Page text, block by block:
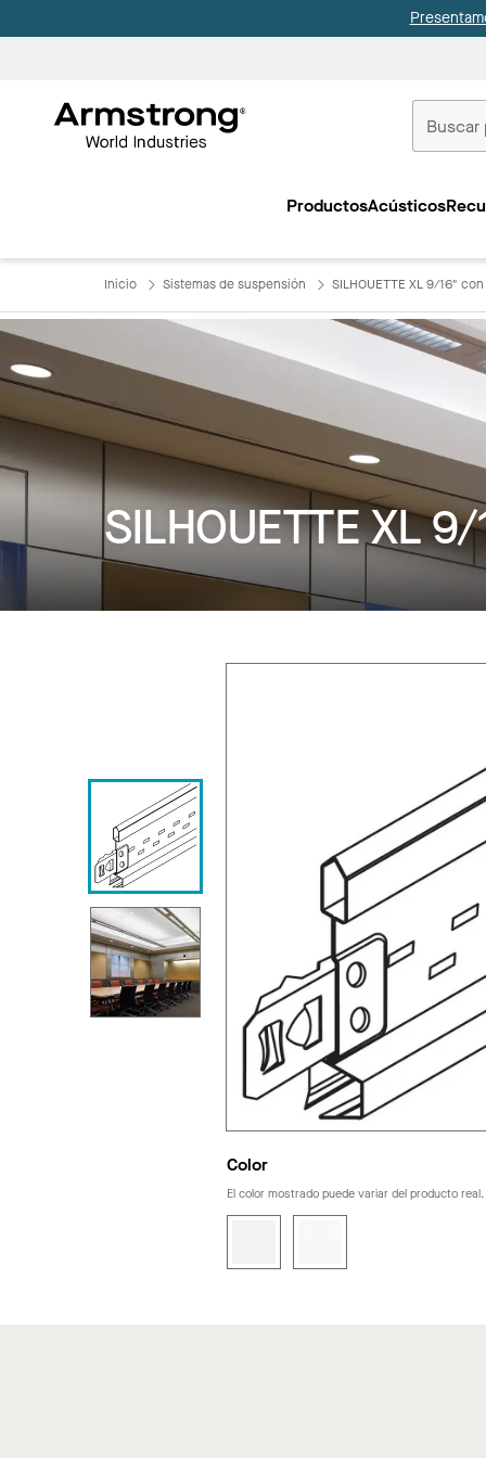
Inicio
ProductosAcústicos
Inicio Sistemas de suspensión SILHOUETTE XL 9/16"
SILHOUETTE XL
Color
El color mostrado puede variar del producto real.